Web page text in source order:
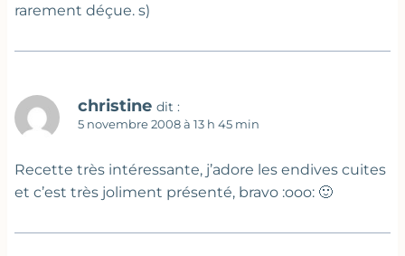
rarement déçue. s)
christine dit :
5 novembre 2008 à 13 h 45 min
Recette très intéressante, j’adore les endives cuites
et c’est très joliment présenté, bravo :ooo: 🙂